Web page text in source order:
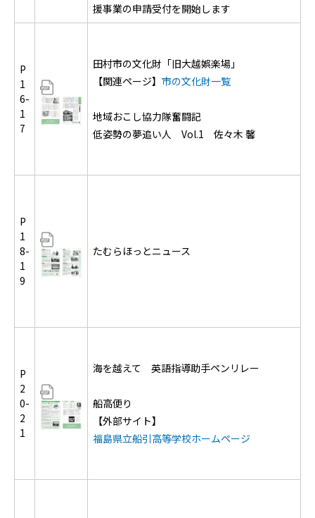
援事業の申請受付を開始します
P
1
6-
1
7
田村市の文化財「旧大越娯楽場」
【関連ページ】 市の文化財一覧
地域おこし協力隊奮闘記
低姿勢の夢追い人 Vol.1 佐々木 馨
P
1
8-
1
9
たむらほっとニュース
P
2
0-
2
1
海を越えて 英語指導助手ペンリレー
船高便り
【外部サイト】
福島県立船引高等学校ホームページ